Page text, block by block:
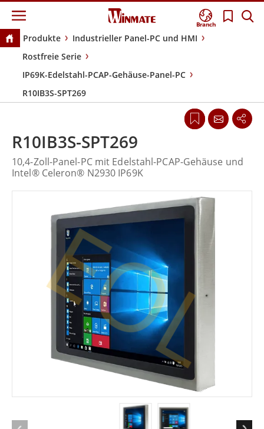
Branch
Produkte
Industrieller Panel-PC und HMI
Rostfreie Serie
IP69K-Edelstahl-PCAP-Gehäuse-Panel-PC
R10IB3S-SPT269
R10IB3S-SPT269
10,4-Zoll-Panel-PC mit Edelstahl-PCAP-Gehäuse und
Intel® Celeron® N2930 IP69K
EOL